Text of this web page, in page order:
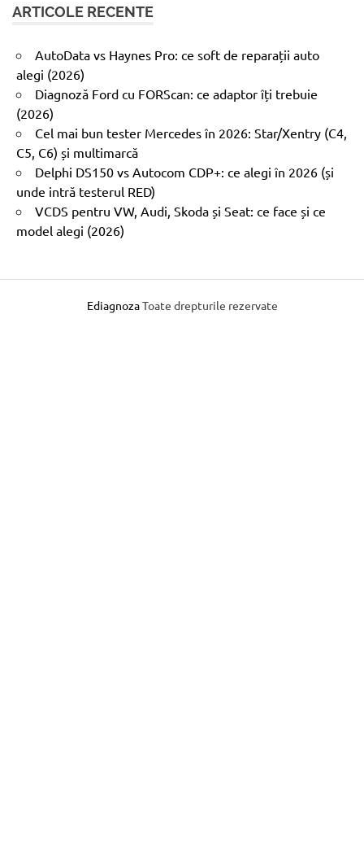
ARTICOLE RECENTE
AutoData vs Haynes Pro: ce soft de reparații auto
alegi (2026)
Diagnoză Ford cu FORScan: ce adaptor îți trebuie
(2026)
Cel mai bun tester Mercedes în 2026: Star/Xentry (C4,
C5, C6) și multimarcă
Delphi DS150 vs Autocom CDP+: ce alegi în 2026 (și
unde intră testerul RED)
VCDS pentru VW, Audi, Skoda și Seat: ce face și ce
model alegi (2026)
EdiagnozaToate drepturile rezervate